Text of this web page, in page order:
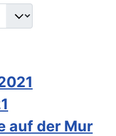
auf der Mur